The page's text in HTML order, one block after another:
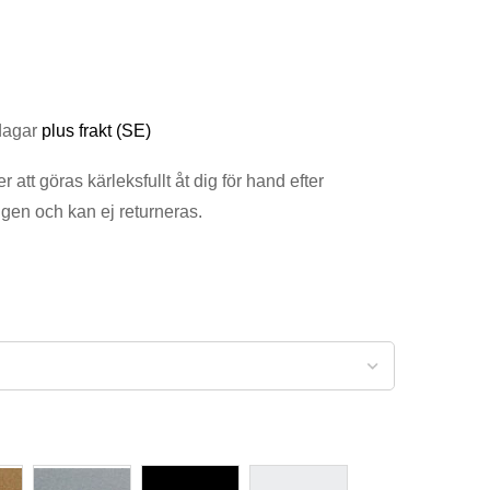
plus frakt (SE)
att göras kärleksfullt åt dig för hand efter
och kan ej returneras.